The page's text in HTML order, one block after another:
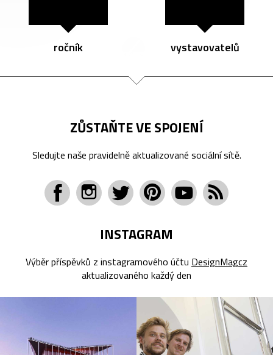
ročník vystavovatelů
ZŮSTAŇTE VE SPOJENÍ
Sledujte naše pravidelně aktualizované sociální sítě.
INSTAGRAM
Výběr příspěvků z instagramového účtu DesignMagcz
aktualizovaného každý den